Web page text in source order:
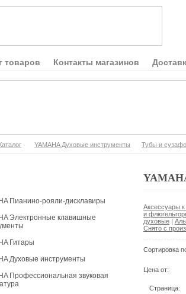
товаров Контакты магазинов
YAMAHA Духовые инструменты Тубы и
Пианино-рояли-дисклавиры
Электронные клавишные
Гитары
Духовые инструменты
Профессиональная звуковая
Аксессуары
и
духовые |
Снято с
Сортировка
Цена от:
Страница: